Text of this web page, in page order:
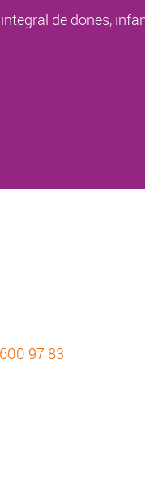
de dones,
97 83